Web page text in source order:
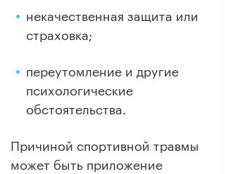
некачественная защита или
страховка;
переутомление и другие
психологические
обстоятельства.
Причиной спортивной травмы
может быть приложение